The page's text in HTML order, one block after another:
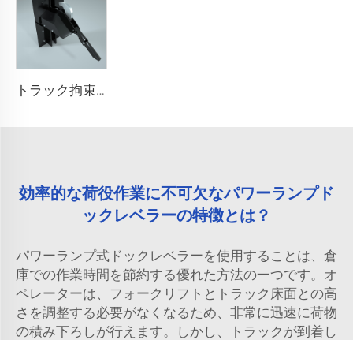
トラック拘束システム
効率的な荷役作業に不可欠なパワーランプド
ックレベラーの特徴とは？
パワーランプ式ドックレベラーを使用することは、倉
庫での作業時間を節約する優れた方法の一つです。オ
ペレーターは、フォークリフトとトラック床面との高
さを調整する必要がなくなるため、非常に迅速に荷物
の積み下ろしが行えます。しかし、トラックが到着し